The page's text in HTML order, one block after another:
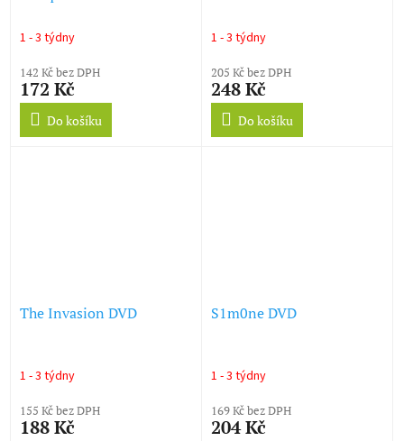
1 - 3 týdny
142 Kč bez DPH
172 Kč
Do košíku
1 - 3 týdny
205 Kč bez DPH
248 Kč
Do košíku
The Invasion DVD
1 - 3 týdny
155 Kč bez DPH
188 Kč
S1m0ne DVD
1 - 3 týdny
169 Kč bez DPH
204 Kč